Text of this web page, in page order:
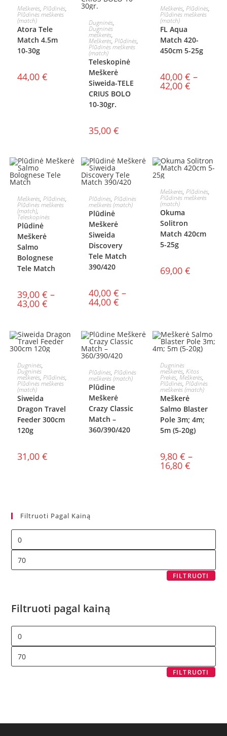
Į KREPŠELĮ
Meškerės, Plūdinės,
Plūdinės meškerės
(match)
Atora Tele
Match 4.5m
10-30g
44,00 €
Į KREPŠELĮ
Dugninės,
Dugninės
meškerės,
Meškerės, Plūdinės,
Plūdinės meškerės
(match)
Teleskopinė
Meškerė
Siweida-TELE
CRIUS BOLO
10-30gr.
35,00 €
PASIRINKTI
SAVYBES
Meškerės, Plūdinės,
Plūdinės meškerės
(match)
FL Aqua
Match 420-
450cm 5-25g
40,00 € –
42,00 €
PASIRINKTI
SAVYBES
Meškerės, Plūdinės,
Plūdinės meškerės
(match),
Teleskopinės
Plūdinė
Meškerė
Salmo
Bolognese
Tele Match
39,00 € –
43,00 €
PASIRINKTI
SAVYBES
Plūdinės, Plūdinės
meškerės (match)
Plūdinė
Meškerė
Siweida
Discovery
Tele Match
390/420
40,00 € –
44,00 €
Į KREPŠELĮ
Meškerės, Plūdinės,
Plūdinės meškerės
(match)
Okuma
Solitron
Match 420cm
5-25g
69,00 €
Į KREPŠELĮ
Dugninės,
Dugninės
meškerės, Plūdinės,
Plūdinės meškerės
(match)
Siweida
Dragon Travel
Feeder 300cm
120g
31,00 €
DAUGIAU
Plūdinės, Plūdinės
meškerės (match)
Plūdine
Meškerė
Crazy Classic
Match –
360/390/420
PASIRINKTI
SAVYBES
Dugninės
meškerės, Kitos
Prekės, Meškerės,
Plūdinės, Plūdinės
meškerės (match)
Meškerė
Salmo Blaster
Pole 3m; 4m;
5m (5-20g)
9,80 € –
16,80 €
Filtruoti Pagal Kainą
FILTRUOTI
Filtruoti pagal kainą
FILTRUOTI